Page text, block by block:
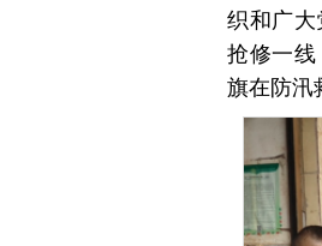
织和广大
抢修一线
旗在防汛